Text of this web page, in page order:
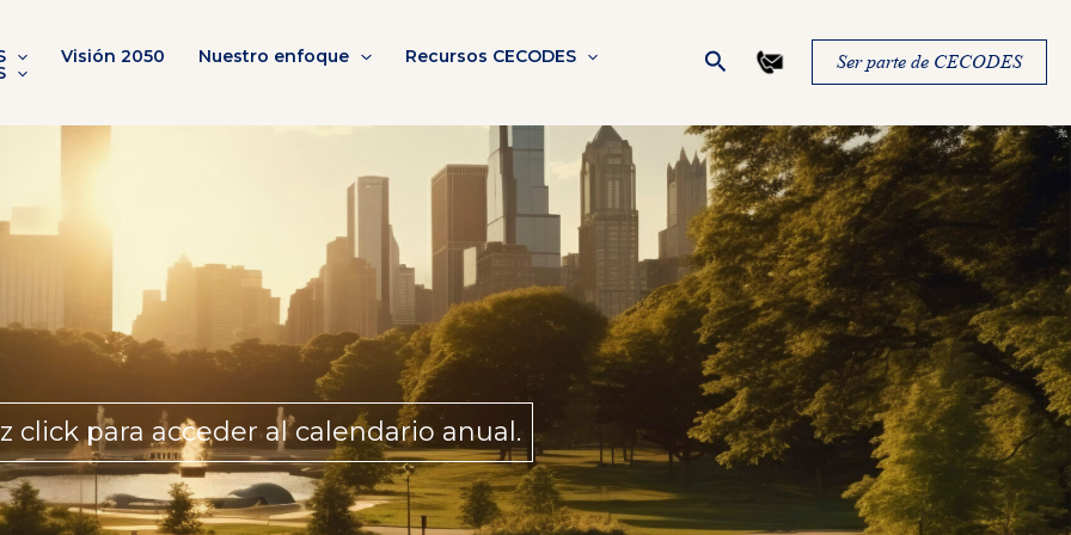
Visión 2050 Nuestro enfoque Recursos CECODES Buscar Ser parte de CECODES
click para acceder al calendario anual.